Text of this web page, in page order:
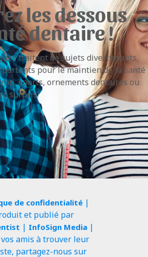
les dessous
dentaire !
traitent de sujets divertissants,
pour le maintien de la santé
sports, ornements dentaires ou
surpris!
de confidentialité|
et publié par
| InfoSign Media|
amis à trouver leur
partagez-nous sur